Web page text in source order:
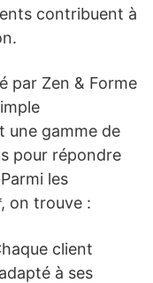
contribuent à
par Zen & Forme
une gamme de
pour répondre
les
on trouve :
client
à ses